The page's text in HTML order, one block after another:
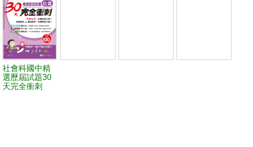
社會科國中精
選歷屆試題30
天完全衝刺